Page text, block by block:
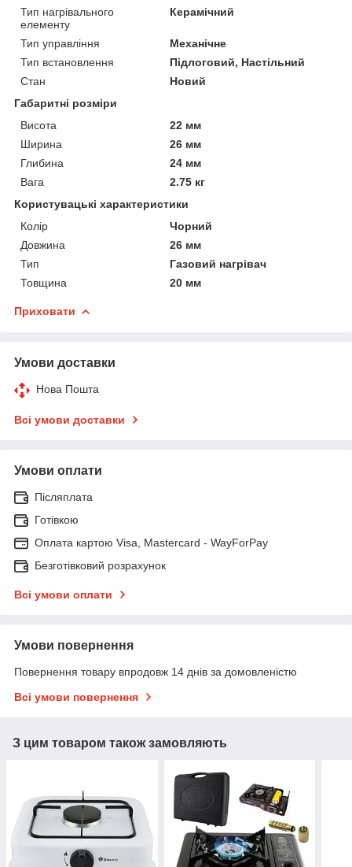
Тип нагрівального
елементу
Керамічний
Тип управління
Механічне
Тип встановлення
Підлоговий, Настільний
Стан
Новий
Габаритні розміри
Висота
22 мм
Ширина
26 мм
Глибина
24 мм
Вага
2.75 кг
Користувацькі характеристики
Колір
Чорний
Довжина
26 мм
Тип
Газовий нагрівач
Товщина
20 мм
Приховати
Умови доставки
Нова Пошта
Всі умови доставки
Умови оплати
Післяплата
Готівкою
Оплата картою Visa, Mastercard - WayForPay
Безготівковий розрахунок
Всі умови оплати
Умови повернення
Повернення товару впродовж 14 днів за домовленістю
Всі умови повернення
З цим товаром також замовляють